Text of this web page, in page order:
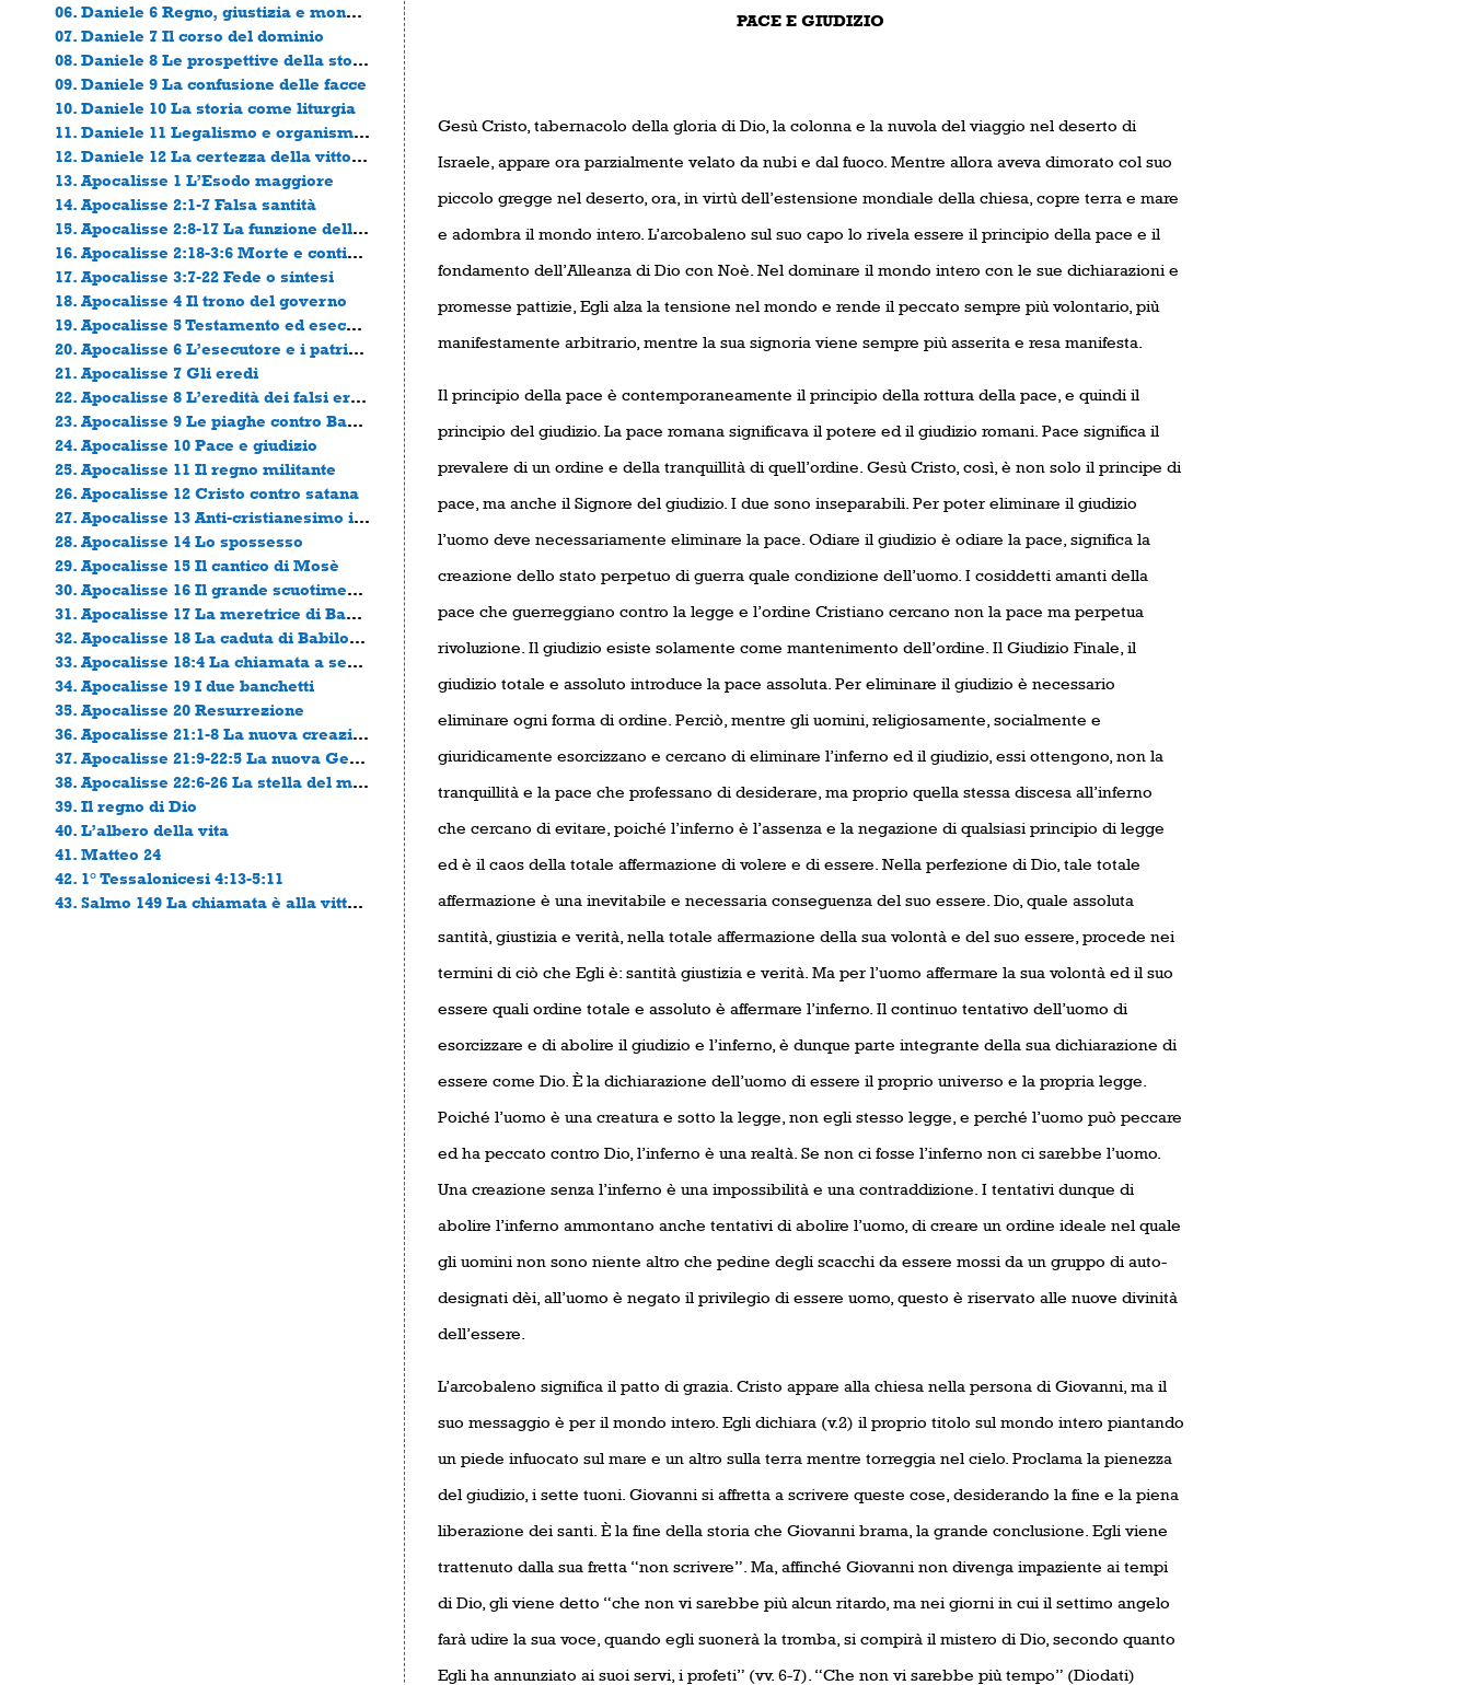
06. Daniele 6 Regno, giustizia e monoteismo
07. Daniele 7 Il corso del dominio
08. Daniele 8 Le prospettive della storia
09. Daniele 9 La confusione delle facce
10. Daniele 10 La storia come liturgia
11. Daniele 11 Legalismo e organismo (corpo sociale)
12. Daniele 12 La certezza della vittoria
13. Apocalisse 1 L’Esodo maggiore
14. Apocalisse 2:1-7 Falsa santità
15. Apocalisse 2:8-17 La funzione dello Stato
16. Apocalisse 2:18-3:6 Morte e continuità
17. Apocalisse 3:7-22 Fede o sintesi
18. Apocalisse 4 Il trono del governo
19. Apocalisse 5 Testamento ed esecutore
20. Apocalisse 6 L’esecutore e i patrimonio
21. Apocalisse 7 Gli eredi
22. Apocalisse 8 L’eredità dei falsi eredi
23. Apocalisse 9 Le piaghe contro Babilonia
24. Apocalisse 10 Pace e giudizio
25. Apocalisse 11 Il regno militante
26. Apocalisse 12 Cristo contro satana
27. Apocalisse 13 Anti-cristianesimo in Chiesa e Stato
28. Apocalisse 14 Lo spossesso
29. Apocalisse 15 Il cantico di Mosè
30. Apocalisse 16 Il grande scuotimento
31. Apocalisse 17 La meretrice di Babilonia
32. Apocalisse 18 La caduta di Babilonia
33. Apocalisse 18:4 La chiamata a separarsi
34. Apocalisse 19 I due banchetti
35. Apocalisse 20 Resurrezione
36. Apocalisse 21:1-8 La nuova creazione
37. Apocalisse 21:9-22:5 La nuova Gerusalemme
38. Apocalisse 22:6-26 La stella del mattino
39. Il regno di Dio
40. L’albero della vita
41. Matteo 24
42. 1° Tessalonicesi 4:13-5:11
43. Salmo 149 La chiamata è alla vittoria
PACE E GIUDIZIO
Gesù Cristo, tabernacolo della gloria di Dio, la colonna e la nuvola del viaggio nel deserto di
Israele, appare ora parzialmente velato da nubi e dal fuoco. Mentre allora aveva dimorato col suo
piccolo gregge nel deserto, ora, in virtù dell’estensione mondiale della chiesa, copre terra e mare
e adombra il mondo intero. L’arcobaleno sul suo capo lo rivela essere il principio della pace e il
fondamento dell’Alleanza di Dio con Noè. Nel dominare il mondo intero con le sue dichiarazioni e
promesse pattizie, Egli alza la tensione nel mondo e rende il peccato sempre più volontario, più
manifestamente arbitrario, mentre la sua signoria viene sempre più asserita e resa manifesta.
Il principio della pace è contemporaneamente il principio della rottura della pace, e quindi il
principio del giudizio. La pace romana significava il potere ed il giudizio romani. Pace significa il
prevalere di un ordine e della tranquillità di quell’ordine. Gesù Cristo, così, è non solo il principe di
pace, ma anche il Signore del giudizio. I due sono inseparabili. Per poter eliminare il giudizio
l’uomo deve necessariamente eliminare la pace. Odiare il giudizio è odiare la pace, significa la
creazione dello stato perpetuo di guerra quale condizione dell’uomo. I cosiddetti amanti della
pace che guerreggiano contro la legge e l’ordine Cristiano cercano non la pace ma perpetua
rivoluzione. Il giudizio esiste solamente come mantenimento dell’ordine. Il Giudizio Finale, il
giudizio totale e assoluto introduce la pace assoluta. Per eliminare il giudizio è necessario
eliminare ogni forma di ordine. Perciò, mentre gli uomini, religiosamente, socialmente e
giuridicamente esorcizzano e cercano di eliminare l’inferno ed il giudizio, essi ottengono, non la
tranquillità e la pace che professano di desiderare, ma proprio quella stessa discesa all’inferno
che cercano di evitare, poiché l’inferno è l’assenza e la negazione di qualsiasi principio di legge
ed è il caos della totale affermazione di volere e di essere. Nella perfezione di Dio, tale totale
affermazione è una inevitabile e necessaria conseguenza del suo essere. Dio, quale assoluta
santità, giustizia e verità, nella totale affermazione della sua volontà e del suo essere, procede nei
termini di ciò che Egli è: santità giustizia e verità. Ma per l’uomo affermare la sua volontà ed il suo
essere quali ordine totale e assoluto è affermare l’inferno. Il continuo tentativo dell’uomo di
esorcizzare e di abolire il giudizio e l’inferno, è dunque parte integrante della sua dichiarazione di
essere come Dio. È la dichiarazione dell’uomo di essere il proprio universo e la propria legge.
Poiché l’uomo è una creatura e sotto la legge, non egli stesso legge, e perché l’uomo può peccare
ed ha peccato contro Dio, l’inferno è una realtà. Se non ci fosse l’inferno non ci sarebbe l’uomo.
Una creazione senza l’inferno è una impossibilità e una contraddizione. I tentativi dunque di
abolire l’inferno ammontano anche tentativi di abolire l’uomo, di creare un ordine ideale nel quale
gli uomini non sono niente altro che pedine degli scacchi da essere mossi da un gruppo di auto-
designati dèi, all’uomo è negato il privilegio di essere uomo, questo è riservato alle nuove divinità
dell’essere.
L’arcobaleno significa il patto di grazia. Cristo appare alla chiesa nella persona di Giovanni, ma il
suo messaggio è per il mondo intero. Egli dichiara (v.2) il proprio titolo sul mondo intero piantando
un piede infuocato sul mare e un altro sulla terra mentre torreggia nel cielo. Proclama la pienezza
del giudizio, i sette tuoni. Giovanni si affretta a scrivere queste cose, desiderando la fine e la piena
liberazione dei santi. È la fine della storia che Giovanni brama, la grande conclusione. Egli viene
trattenuto dalla sua fretta “non scrivere”. Ma, affinché Giovanni non divenga impaziente ai tempi
di Dio, gli viene detto “che non vi sarebbe più alcun ritardo, ma nei giorni in cui il settimo angelo
farà udire la sua voce, quando egli suonerà la tromba, si compirà il mistero di Dio, secondo quanto
Egli ha annunziato ai suoi servi, i profeti” (vv. 6-7). “Che non vi sarebbe più tempo” (Diodati)